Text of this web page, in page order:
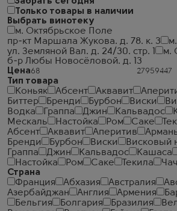
Только товары в наличии
Выбрать винотеку
м. Октябрьское Поле
пр-кт Маршала Жукова. д. 78. к. 3
ул. Земляной Вал. д. 24/30. стр. 1
м.
б-р Любы Новосёловой. д. 13
Цена
Тип товара
Коньяк
Абсент Аквавит
Биттер
Бренди Бурбон Виски
Водка
Граппа Джин Кальвадос
Мескаль
Настойка Ром Саке
Абсент
Аквавит Аперитив
Бренди
Бурбон Виски Висковый
Граппа
Джин Кальвадос Кашаса
Настойка
Ром Саке Текила
Страна
Франция
Абхазия Австралия
Азербайджан
Англия Армения
Бельгия
Болгария Бразилия